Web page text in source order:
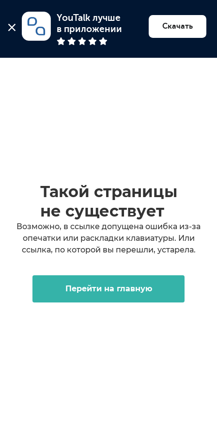
YouTalk лучше
в приложении
Скачать
Найти психолога
Такой страницы
не существует
Возможно, в ссылке допущена ошибка из-за
опечатки или раскладки клавиатуры. Или
ссылка, по которой вы перешли, устарела.
Перейти на главную